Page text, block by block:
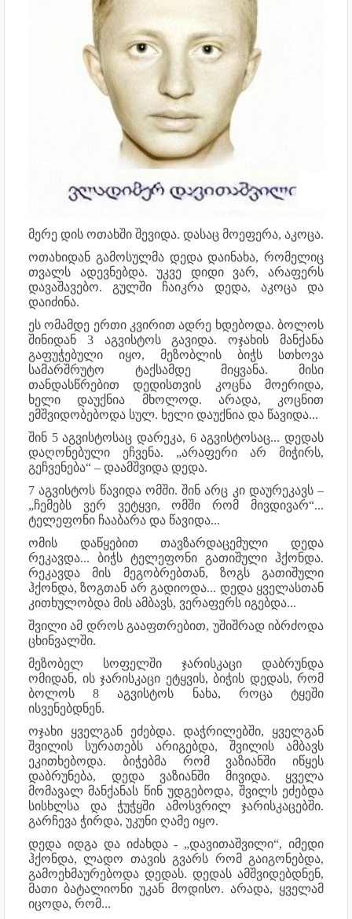
მერე დის ოთახში შევიდა. დასაც მოეფერა, აკოცა.
ოთახიდან გამოსულმა დედა დაინახა, რომელიც
თვალს ადევნებდა. უკვე დიდი ვარ, არაფერს
დავაშავებო. გულში ჩაიკრა დედა, აკოცა და
დაიძინა.
ეს ომამდე ერთი კვირით ადრე ხდებოდა. ბოლოს
შინიდან 3 აგვისტოს გავიდა. ოჯახის მანქანა
გაფუჭებული იყო, მეზობლის ბიჭს სთხოვა
სამარშრუტო ტაქსამდე მიყვანა. მისი
თანდასწრებით დედისთვის კოცნა მოერიდა,
ხელი დაუქნია მხოლოდ. არადა, კოცნით
ემშვიდობებოდა სულ. ხელი დაუქნია და წავიდა...
შინ 5 აგვისტოსაც დარეკა, 6 აგვისტოსაც... დედას
დაღონებული ეჩვენა. „არაფერი არ მიჭირს,
გეჩვენება“ – დაამშვიდა დედა.
7 აგვისტოს წავიდა ომში. შინ არც კი დაურეკავს –
„ჩემებს ვერ ვეტყვი, ომში რომ მივდივარ“...
ტელეფონი ჩააბარა და წავიდა...
ომის დაწყებით თავზარდაცემული დედა
რეკავდა... ბიჭს ტელეფონი გათიშული ჰქონდა.
რეკავდა მის მეგობრებთან, ზოგს გათიშული
ჰქონდა, ზოგთან არ გადიოდა... დედა ყველასთან
კითხულობდა მის ამბავს, ვერაფერს იგებდა...
შვილი ამ დროს გააფთრებით, უშიშრად იბრძოდა
ცხინვალში.
მეზობელ სოფელში ჯარისკაცი დაბრუნდა
ომიდან, ის ჯარისკაცი ეტყვის, ბიჭის დედას, რომ
ბოლოს 8 აგვისტოს ნახა, როცა ტყეში
ისვენებდნენ.
ოჯახი ყველგან ეძებდა. დაჭრილებში, ყველგან
შვილის სურათებს არიგებდა, შვილის ამბავს
ეკითხებოდა. ბიჭებმა რომ ვაზიანში იწყეს
დაბრუნება, დედა ვაზიანში მივიდა. ყველა
მომავალ მანქანას წინ უდგებოდა, შვილს ეძებდა
სისხლსა და ჭუჭყში ამოსვრილ ჯარისკაცებში.
გარჩევა ჭირდა, უკუნი ღამე იყო.
დედა იდგა და იძახდა - „დავითაშვილი“, იმედი
ჰქონდა, ლადო თავის გვარს რომ გაიგონებდა,
გამოეხმაურებოდა დედას. დედას ამშვიდებდნენ,
მათი ბატალიონი უკან მოდისო. არადა, ყველამ
იცოდა, რომ...